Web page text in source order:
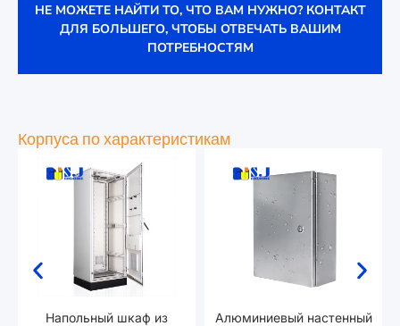
НЕ МОЖЕТЕ НАЙТИ ТО, ЧТО ВАМ НУЖНО? КОНТАКТ
ДЛЯ БОЛЬШЕГО, ЧТОБЫ ОТВЕЧАТЬ ВАШИМ
ПОТРЕБНОСТЯМ
Корпуса по характеристикам
Напольный шкаф из
Алюминиевый настенный